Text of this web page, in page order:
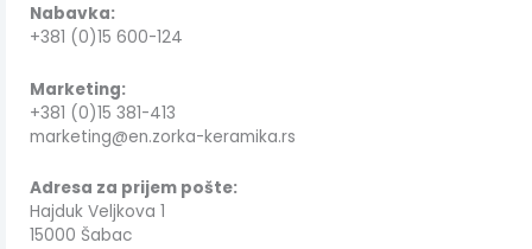
Nabavka:
+381 (0)15 600-124
Marketing:
+381 (0)15 381-413
marketing@en.zorka-keramika.rs
Adresa za prijem pošte:
Hajduk Veljkova 1
15000 Šabac